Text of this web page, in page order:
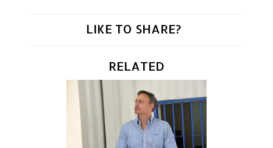
LIKE TO SHARE?
RELATED